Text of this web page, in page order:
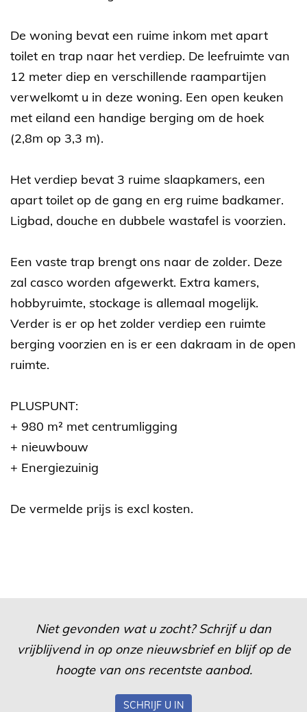
De woning bevat een ruime inkom met apart
toilet en trap naar het verdiep. De leefruimte van
12 meter diep en verschillende raampartijen
verwelkomt u in deze woning. Een open keuken
met eiland een handige berging om de hoek
(2,8m op 3,3 m).
Het verdiep bevat 3 ruime slaapkamers, een
apart toilet op de gang en erg ruime badkamer.
Ligbad, douche en dubbele wastafel is voorzien.
Een vaste trap brengt ons naar de zolder. Deze
zal casco worden afgewerkt. Extra kamers,
hobbyruimte, stockage is allemaal mogelijk.
Verder is er op het zolder verdiep een ruimte
berging voorzien en is er een dakraam in de open
ruimte.
PLUSPUNT:
+ 980 m² met centrumligging
+ nieuwbouw
+ Energiezuinig
De vermelde prijs is excl kosten.
Niet gevonden wat u zocht? Schrijf u dan
vrijblijvend in op onze nieuwsbrief en blijf op de
hoogte van ons recentste aanbod.
SCHRIJF U IN